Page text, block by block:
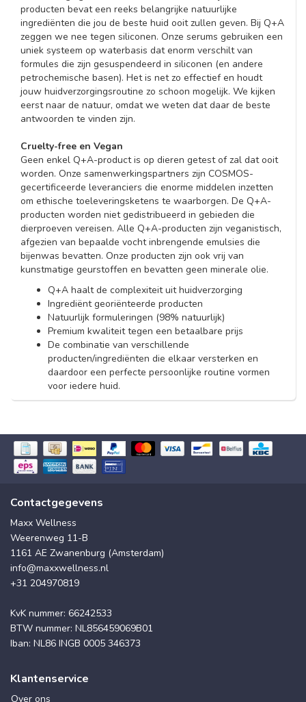
producten bevat een reeks belangrijke natuurlijke
ingrediënten die jou de beste huid ooit zullen geven. Bij Q+A
zeggen we nee tegen siliconen. Onze serums gebruiken een
uniek systeem op waterbasis dat enorm verschilt van
formules die zijn gesuspendeerd in siliconen (en andere
petrochemische basen). Het is net zo effectief en houdt
jouw huidverzorgingsroutine zo schoon mogelijk. We kijken
eerst naar de natuur, omdat we weten dat daar de beste
antwoorden te vinden zijn.
Cruelty-free en Vegan
Geen enkel Q+A-product is op dieren getest of zal dat ooit
worden. Onze samenwerkingspartners zijn COSMOS-
gecertificeerde leveranciers die enorme middelen inzetten
om ethische toeleveringsketens te waarborgen. De Q+A-
producten worden niet gedistribueerd in gebieden die
dierproeven vereisen. Alle Q+A-producten zijn veganistisch,
afgezien van bepaalde vocht inbrengende emulsies die
bijenwas bevatten. Onze producten zijn ook vrij van
kunstmatige geurstoffen en bevatten geen minerale olie.
Q+A haalt de complexiteit uit huidverzorging
Ingrediënt georiënteerde producten
Natuurlijk formuleringen (98% natuurlijk)
Premium kwaliteit tegen een betaalbare prijs
De combinatie van verschillende
producten/ingrediënten die elkaar versterken en
daardoor een perfecte persoonlijke routine vormen
voor iedere huid.
Contactgegevens
Maxx Wellness
Weerenweg 11-B
1161 AE Zwanenburg (Amsterdam)
info@maxxwellness.nl
+31 204970819
KvK nummer: 66242533
BTW nummer: NL856459069B01
Iban: NL86 INGB 0005 346373
Klantenservice
Over ons